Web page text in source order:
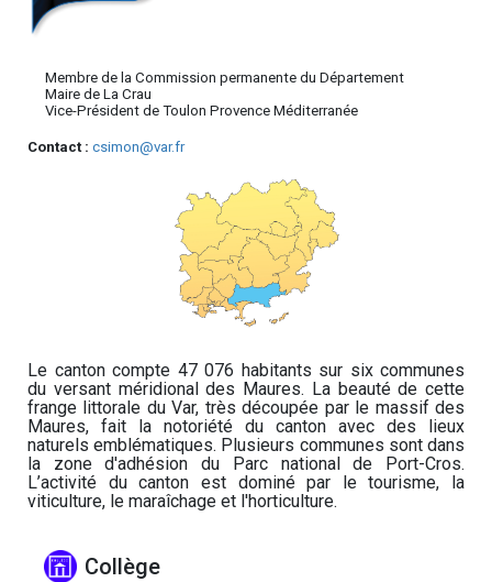
Membre de la Commission permanente du Département
Maire de La Crau
Vice-Président de Toulon Provence Méditerranée
Contact : csimon@var.fr
Le canton compte 47 076 habitants sur six communes
du versant méridional des Maures. La beauté de cette
frange littorale du Var, très découpée par le massif des
Maures, fait la notoriété du canton avec des lieux
naturels emblématiques. Plusieurs communes sont dans
la zone d'adhésion du Parc national de Port-Cros.
L’activité du canton est dominé par le tourisme, la
viticulture, le maraîchage et l'horticulture.
Collège